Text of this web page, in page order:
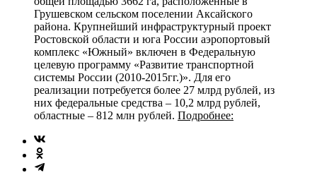
Грушевском сельском поселении Аксайского
района. Крупнейший инфраструктурный проект
Ростовской области и юга России аэропортовый
комплекс «Южный» включен в Федеральную
целевую программу «Развитие транспортной
системы России (2010-2015гг.)». Для его
реализации потребуется более 27 млрд рублей, из
них федеральные средства – 10,2 млрд рублей,
областные – 812 млн рублей. Подробнее: